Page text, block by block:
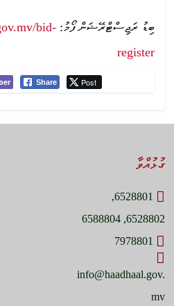
ބިޑު ރަޖިސްޓްރޭޝަން ފޯމު:bid-
register
Share Post
ގުޅުއްވާ
6528801,
6528802, 6588804
info@haadhaal.gov.
mv